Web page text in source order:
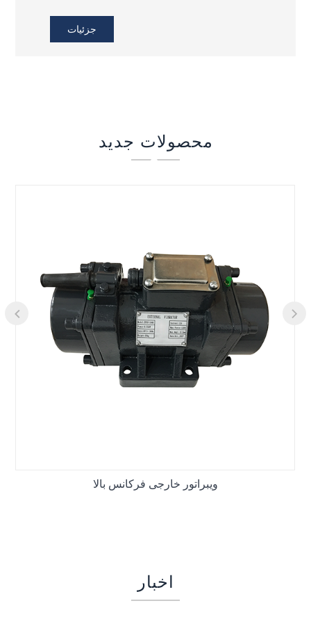
مرحله ای را ارائه می دهیم. کارخانه ما ویبراتور
بتونی ، ماله برق ، دستگاه اسکناس بتونی و غیره را
جزئیات
محصولات جدید
ویبراتور خارجی فرکانس بالا
اخبار